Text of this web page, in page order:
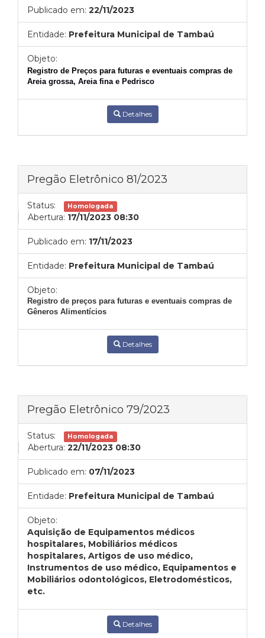
Publicado em: 22/11/2023
Entidade: Prefeitura Municipal de Tambaú
Objeto:
Registro de Preços para futuras e eventuais compras de
Areia grossa, Areia fina e Pedrisco
Detalhes
Pregão Eletrônico 81/2023
Status: Homologada
Abertura: 17/11/2023 08:30
Publicado em: 17/11/2023
Entidade: Prefeitura Municipal de Tambaú
Objeto:
Registro de preços para futuras e eventuais compras de
Gêneros Alimentícios
Detalhes
Pregão Eletrônico 79/2023
Status: Homologada
Abertura: 22/11/2023 08:30
Publicado em: 07/11/2023
Entidade: Prefeitura Municipal de Tambaú
Objeto:
Aquisição de Equipamentos médicos
hospitalares, Mobiliários médicos
hospitalares, Artigos de uso médico,
Instrumentos de uso médico, Equipamentos e
Mobiliários odontológicos, Eletrodomésticos,
etc.
Detalhes